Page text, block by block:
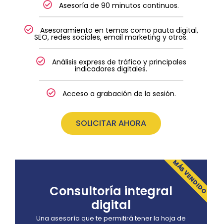
Asesoría de 90 minutos continuos.
Asesoramiento en temas como pauta digital,
SEO, redes sociales, email marketing y otros.
Análisis express de tráfico y principales
indicadores digitales.
Acceso a grabación de la sesión.
SOLICITAR AHORA
Consultoría integral
digital
Una asesoría que te permitirá tener la hoja de
MÁS VENDIDO